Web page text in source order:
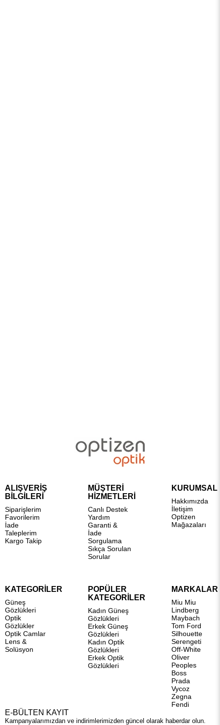
ALIŞVERİŞ
BİLGİLERİ
Siparişlerim
Favorilerim
İade
Taleplerim
Kargo Takip
MÜŞTERİ
HİZMETLERİ
Canlı Destek
Yardım
Garanti &
İade
Sorgulama
Sıkça Sorulan
Sorular
KURUMSAL
Hakkımızda
İletişim
Optizen
Mağazaları
KATEGORİLER
Güneş
Gözlükleri
Optik
Gözlükler
Optik Camlar
Lens &
Solüsyon
POPÜLER
KATEGORİLER
Kadın Güneş
Gözlükleri
Erkek Güneş
Gözlükleri
Kadın Optik
Gözlükleri
Erkek Optik
Gözlükleri
MARKALAR
Miu Miu
Lindberg
Maybach
Tom Ford
Silhouette
Serengeti
Off-White
Oliver
Peoples
Boss
Prada
Vycoz
Zegna
Fendi
E-BÜLTEN KAYIT
Kampanyalarımızdan ve indirimlerimizden güncel olarak haberdar olun.